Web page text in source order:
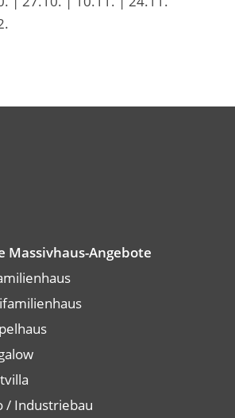
Massivhaus-Angebote
/ Industriebau